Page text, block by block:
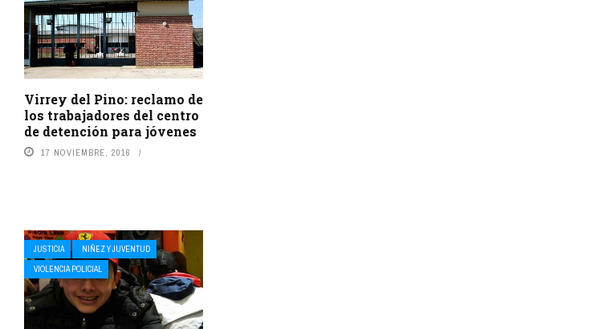
Virrey del Pino: reclamo de
los trabajadores del centro
de detención para jóvenes
17 NOVIEMBRE, 2016
JUSTICIA
NIÑEZ Y JUVENTUD
VIOLENCIA POLICIAL